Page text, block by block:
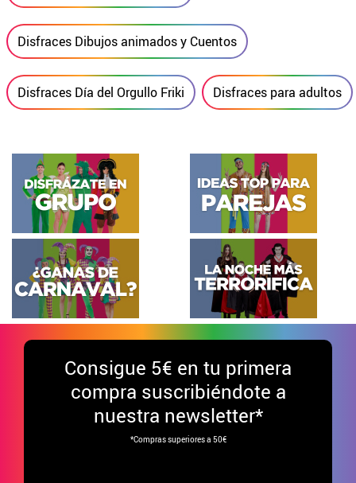
Disfraces Dibujos animados y Cuentos
Disfraces Día del Orgullo Friki Disfraces para adultos
Consigue 5€ en tu primera
compra suscribiéndote a
nuestra newsletter*
*Compras superiores a 50€